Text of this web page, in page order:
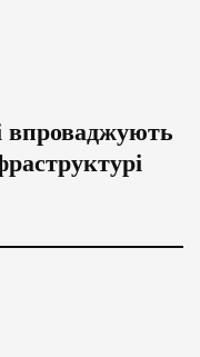
впроваджують